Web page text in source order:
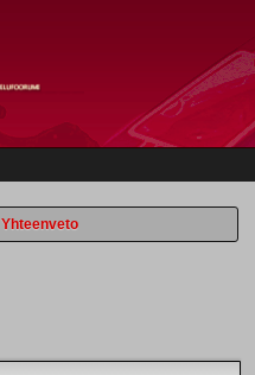
Yhteenveto